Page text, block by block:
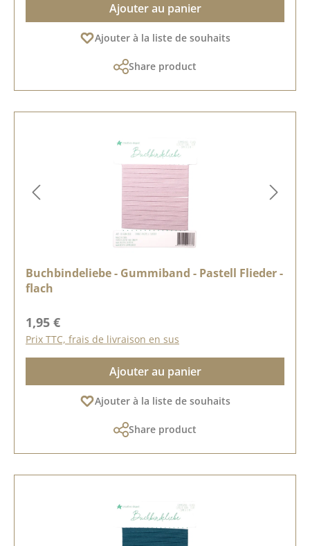
Ajouter au panier
Ajouter à la liste de souhaits
Share product
Buchbindeliebe - Gummiband - Pastell Flieder -
flach
Prix régulier :
1,95 €
Prix TTC, frais de livraison en sus
Ajouter au panier
Ajouter à la liste de souhaits
Share product